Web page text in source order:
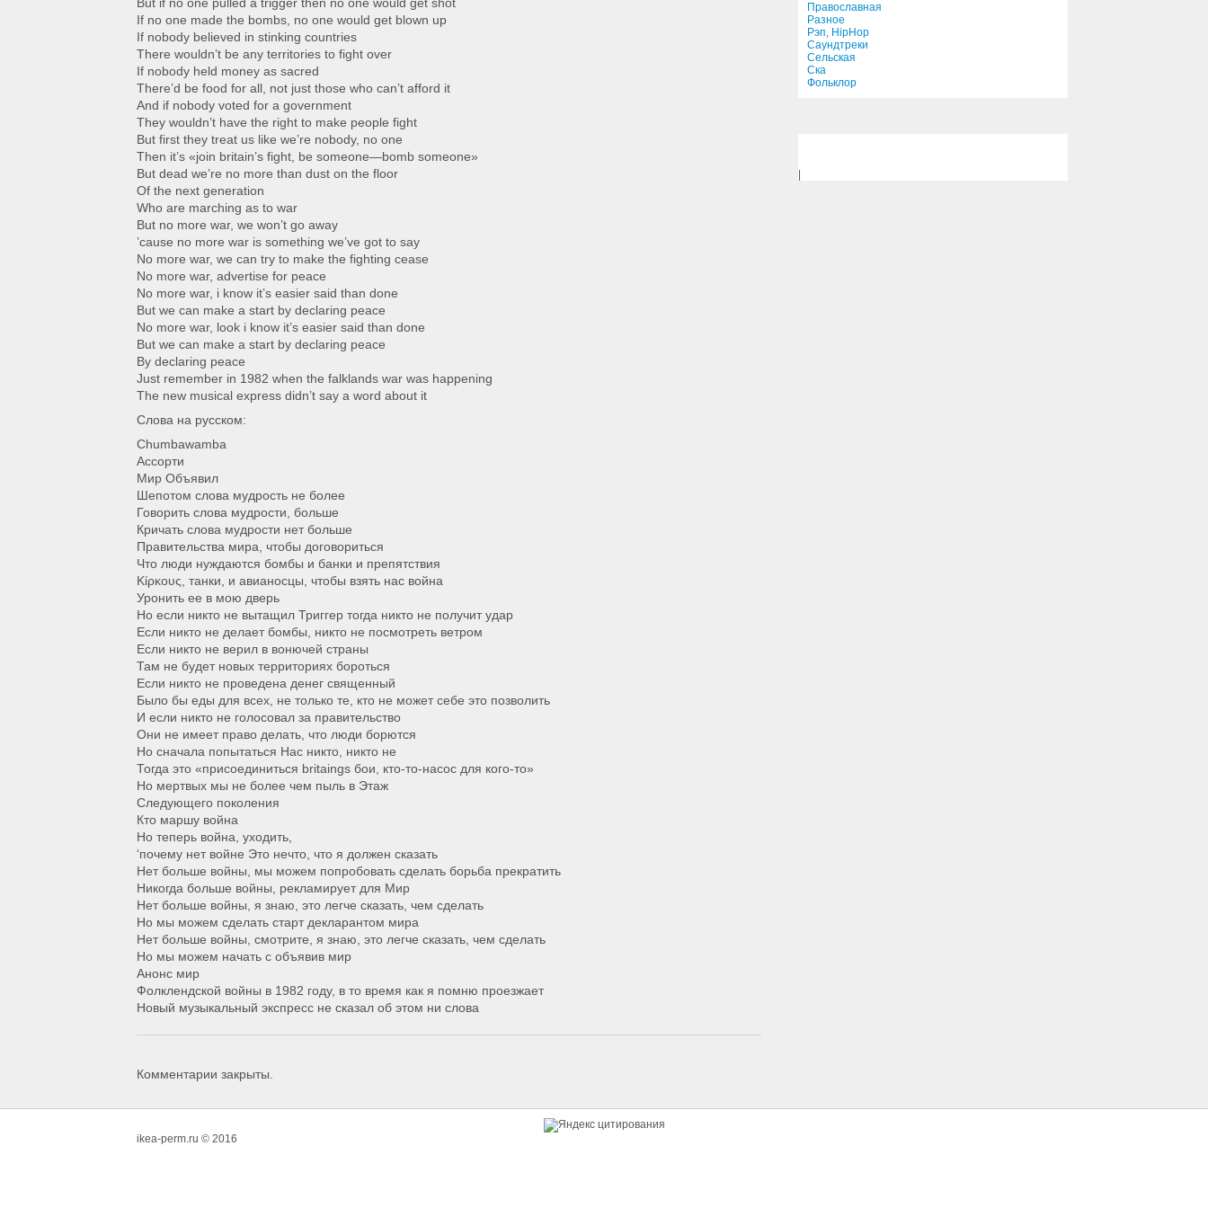
If no one made the bombs, no one would get blown up
If nobody believed in stinking countries
There wouldn’t be any territories to fight over
If nobody held money as sacred
There’d be food for all, not just those who can’t afford it
And if nobody voted for a government
They wouldn’t have the right to make people fight
But first they treat us like we’re nobody, no one
Then it’s «join britain’s fight, be someone—bomb someone»
But dead we’re no more than dust on the floor
Of the next generation
Who are marching as to war
But no more war, we won’t go away
’cause no more war is something we’ve got to say
No more war, we can try to make the fighting cease
No more war, advertise for peace
No more war, i know it’s easier said than done
But we can make a start by declaring peace
No more war, look i know it’s easier said than done
But we can make a start by declaring peace
By declaring peace
Just remember in 1982 when the falklands war was happening
The new musical express didn’t say a word about it
Слова на русском:
Chumbawamba
Ассорти
Мир Объявил
Шепотом слова мудрость не более
Говорить слова мудрости, больше
Кричать слова мудрости нет больше
Правительства мира, чтобы договориться
Что люди нуждаются бомбы и банки и препятствия
Κίρκους, танки, и авианосцы, чтобы взять нас война
Уронить ее в мою дверь
Но если никто не вытащил Триггер тогда никто не получит удар
Если никто не делает бомбы, никто не посмотреть ветром
Если никто не верил в вонючей страны
Там не будет новых территориях бороться
Если никто не проведена денег священный
Было бы еды для всех, не только те, кто не может себе это позволить
И если никто не голосовал за правительство
Они не имеет право делать, что люди борются
Но сначала попытаться Нас никто, никто не
Тогда это «присоединиться britaings бои, кто-то-насос для кого-то»
Но мертвых мы не более чем пыль в Этаж
Следующего поколения
Кто маршу война
Но теперь война, уходить,
‘почему нет войне Это нечто, что я должен сказать
Нет больше войны, мы можем попробовать сделать борьба прекратить
Никогда больше войны, рекламирует для Мир
Нет больше войны, я знаю, это легче сказать, чем сделать
Но мы можем сделать старт декларантом мира
Нет больше войны, смотрите, я знаю, это легче сказать, чем сделать
Но мы можем начать с объявив мир
Анонс мир
Фолклендской войны в 1982 году, в то время как я помню проезжает
Новый музыкальный экспресс не сказал об этом ни слова
Комментарии закрыты.
Православная
Разное
Рэп, HipHop
Саундтреки
Сельская
Ска
Фольклор
ikea-perm.ru © 2016